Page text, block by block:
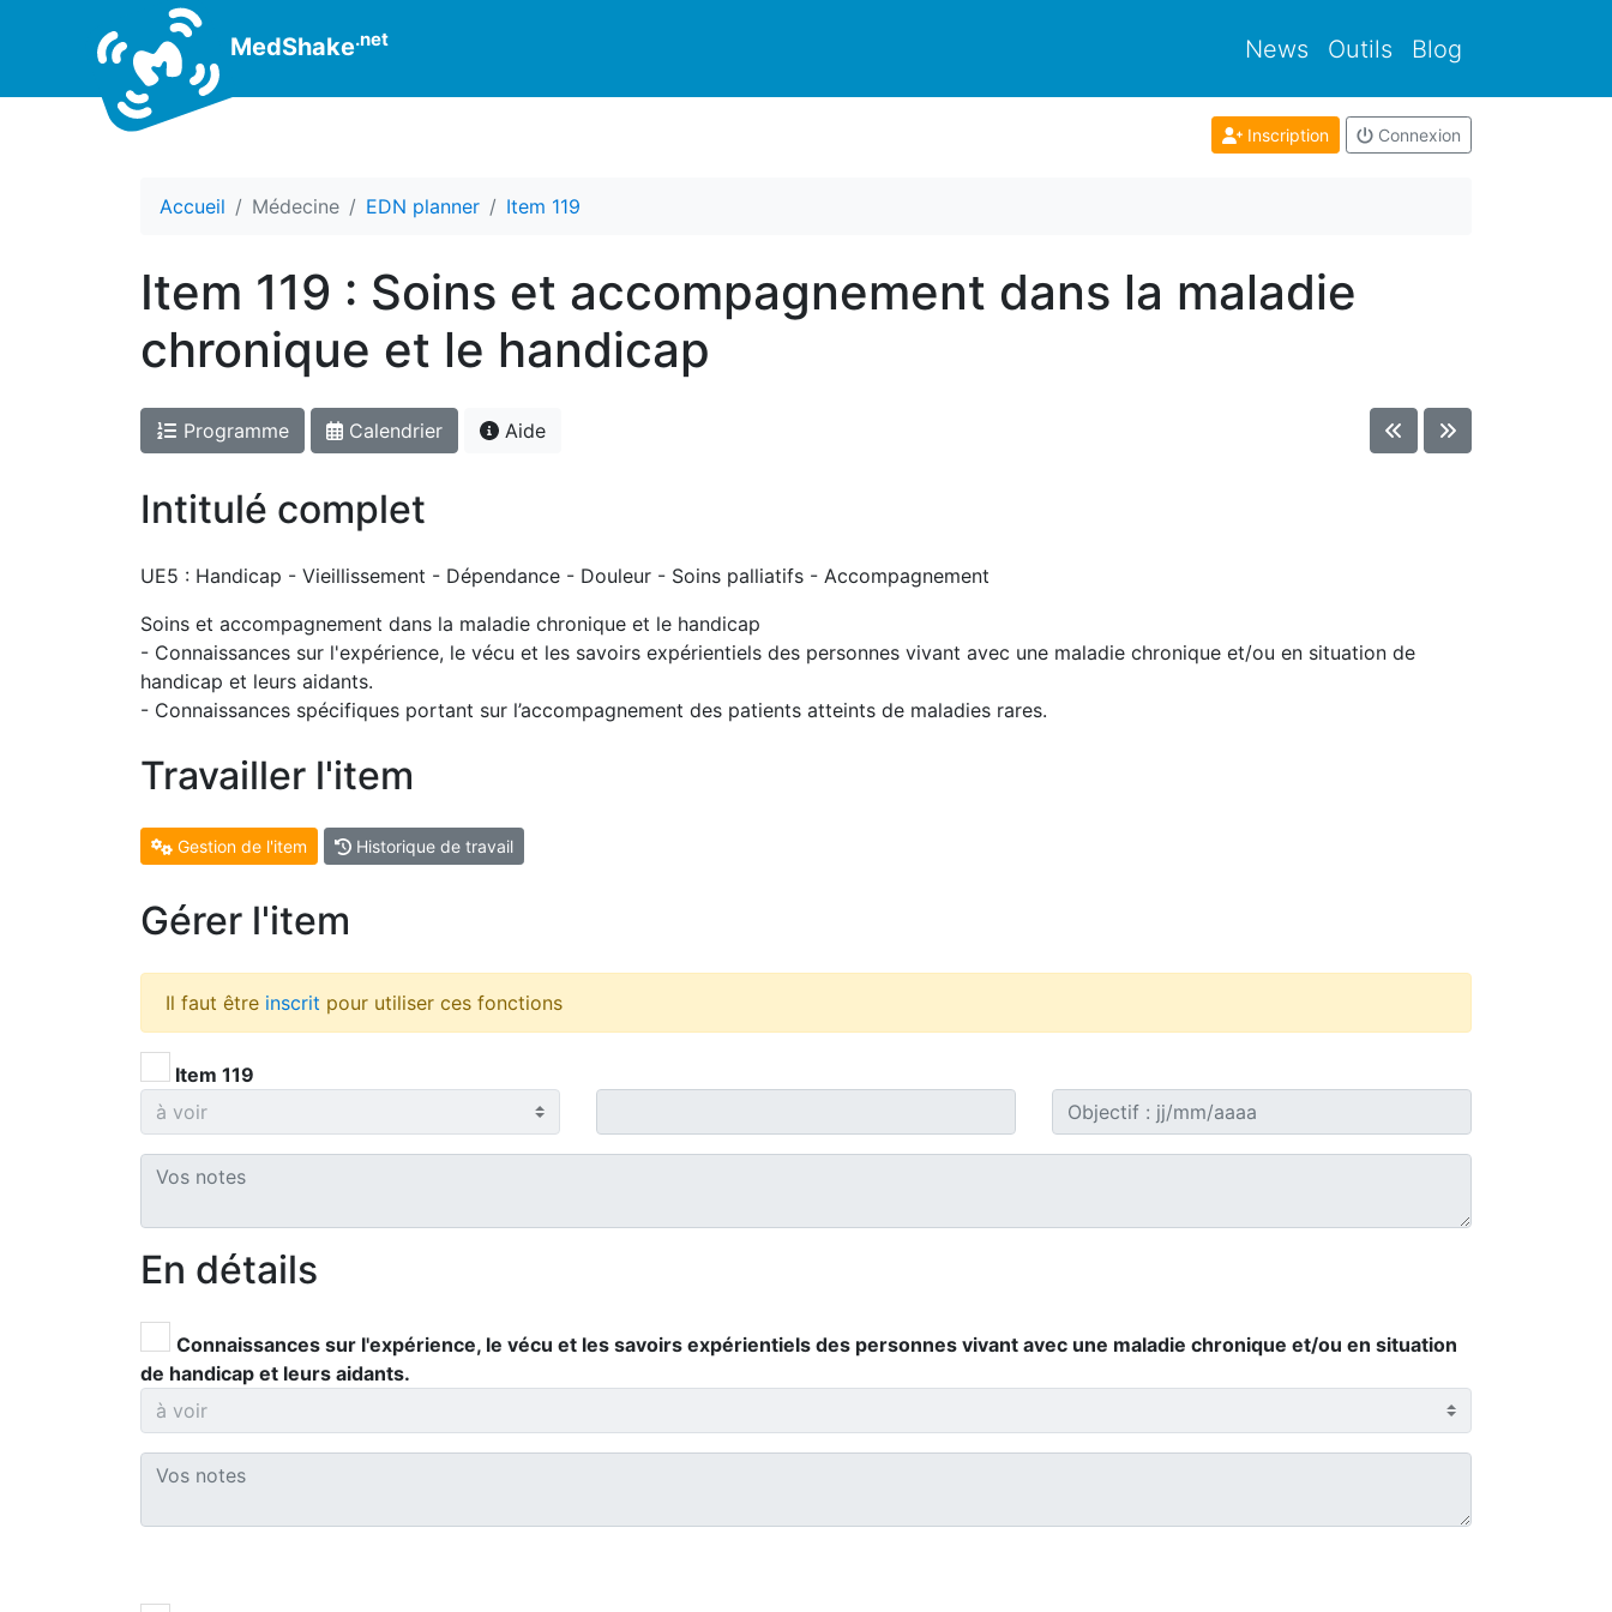
MedShake.net News Outils Blog
Inscription Connexion
Accueil Médecine EDN planner Item 119
Item 119 : Soins et accompagnement dans la maladie
chronique et le handicap
Programme Calendrier Aide
Intitulé complet
UE5 : Handicap - Vieillissement - Dépendance - Douleur - Soins palliatifs - Accompagnement
Soins et accompagnement dans la maladie chronique et le handicap
- Connaissances sur l'expérience, le vécu et les savoirs expérientiels des personnes vivant avec une maladie chronique et/ou en situation de
handicap et leurs aidants.
- Connaissances spécifiques portant sur l’accompagnement des patients atteints de maladies rares.
Travailler l'item
Gestion de l'item Historique de travail
Gérer l'item
Il faut être inscrit pour utiliser ces fonctions
Item 119
En détails
Connaissances sur l'expérience, le vécu et les savoirs expérientiels des personnes vivant avec une maladie chronique et/ou en situation
de handicap et leurs aidants.